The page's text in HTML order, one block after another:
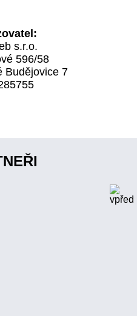
s.r.o.
596/58
Budějovice 7